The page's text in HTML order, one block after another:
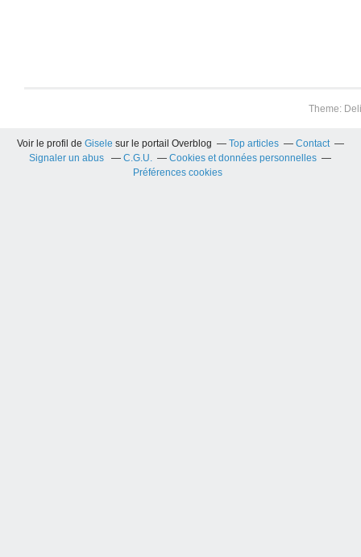
Theme:
Voir le profil de Gisele sur le portail Overblog Top articles
Contact
Signaler un abus
C.G.U.
Cookies et données personnelles
Préférences cookies